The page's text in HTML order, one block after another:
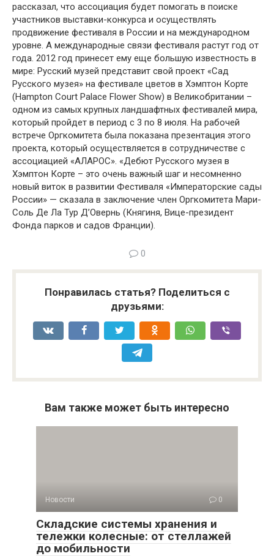
рассказал, что ассоциация будет помогать в поиске
участников выставки-конкурса и осуществлять
продвижение фестиваля в России и на международном
уровне. А международные связи фестиваля растут год от
года. 2012 год принесет ему еще бoльшую известность в
мире: Русский музей представит свой проект «Сад
Русского музея» на фестивале цветов в Хэмптон Корте
(Hampton Court Palace Flower Show) в Великобритании –
одном из самых крупных ландшафтных фестивалей мира,
который пройдет в период с 3 по 8 июля. На рабочей
встрече Оргкомитета была показана презентация этого
проекта, который осуществляется в сотрудничестве с
ассоциацией «АЛАРОС». «Дебют Русского музея в
Хэмптон Корте – это очень важный шаг и несомненно
новый виток в развитии Фестиваля «Императорские сады
России» — сказала в заключение член Оргкомитета Мари-
Соль Де Ла Тур Д’Овернь (Княгиня, Вице-президент
Фонда парков и садов Франции).
0
Понравилась статья? Поделиться с
друзьями:
Вам также может быть интересно
Новости 0
Складские системы хранения и
тележки колесные: от стеллажей
до мобильности